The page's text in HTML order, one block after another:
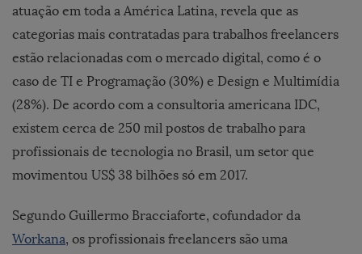
atuação em toda a América Latina, revela que as
categorias mais contratadas para trabalhos freelancers
estão relacionadas com o mercado digital, como é o
caso de TI e Programação (30%) e Design e Multimídia
(28%). De acordo com a consultoria americana IDC,
existem cerca de 250 mil postos de trabalho para
profissionais de tecnologia no Brasil, um setor que
movimentou US$ 38 bilhões só em 2017.
Segundo Guillermo Bracciaforte, cofundador da
Workana, os profissionais freelancers são uma